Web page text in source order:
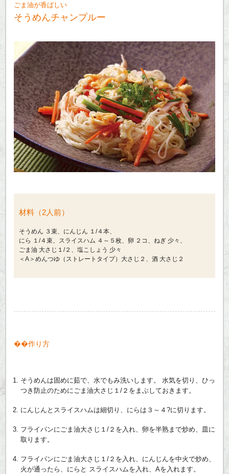
ごま油が香ばしい
そうめんチャンプルー
材料（2人前）
そうめん ３束、にんじん １/４本、
にら １/４束、スライスハム ４～５枚、卵 ２コ、ねぎ 少々、
ごま油 大さじ１/２、塩こしょう 少々
＜A＞めんつゆ（ストレートタイプ）大さじ２、酒 大さじ２
作り方
そうめんは固めに茹で、水でもみ洗いします。 水気を切り、ひっ
つき防止のためにごま油大さじ１/２をまぶしておきます。
にんじんとスライスハムは細切り、にらは３～４?に切ります。
フライパンにごま油大さじ１/２を入れ、卵を半熟まで炒め、皿に
取ります。
フライパンにごま油大さじ１/２を入れ、にんじんを中火で炒め、
火が通ったら、にらと スライスハムを入れ、Aを入れます。